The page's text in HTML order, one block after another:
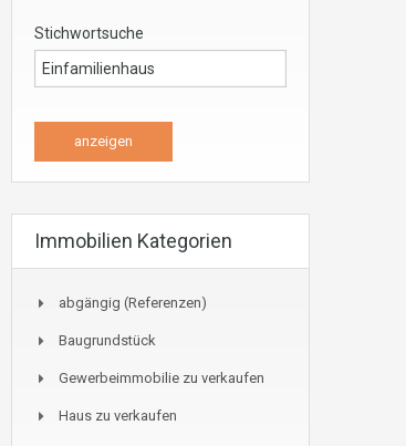
Stichwortsuche
Immobilien Kategorien
abgängig (Referenzen)
Baugrundstück
Gewerbeimmobilie zu verkaufen
Haus zu verkaufen